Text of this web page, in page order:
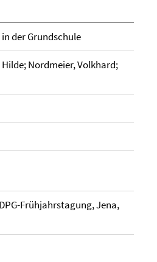
der Grundschule
Nordmeier, Volkhard;
Frühjahrstagung, Jena,